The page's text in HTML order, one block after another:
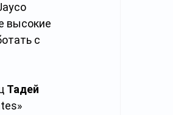
высокие
с
Тадей